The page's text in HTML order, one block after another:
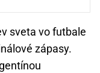
sveta vo futbale
zápasy.